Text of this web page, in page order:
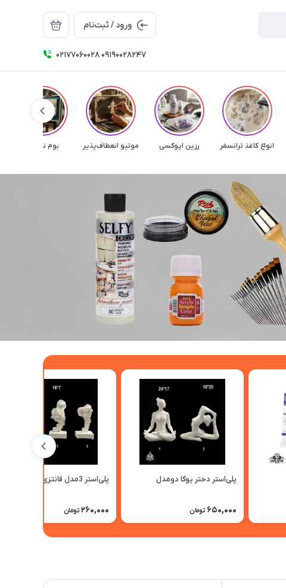
ورود / ثبت‌نام
۰۲۱۷۷۰۶۰۰۲۸ ۰۹۱۹۰۰۲۸۲۴۷
انواع کاغذ ترانسفر رزین اپوکسی موتیو انعطاف‌پذیر بوم نقاشی
پلی‌استر دختر یوگا دومدل
650,000 تومان
پلی‌استر 3مدل فانتزی
260,000 تومان